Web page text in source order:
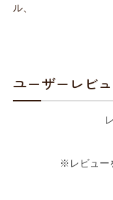
ル、
ユーザーレビ
※レビュー